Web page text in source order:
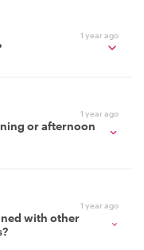
1 year ago
1 year ago
or afternoon
1 year ago
with other